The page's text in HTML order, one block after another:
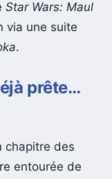
Star Wars: Maul
via une suite
.
prête…
chapitre des
entourée de